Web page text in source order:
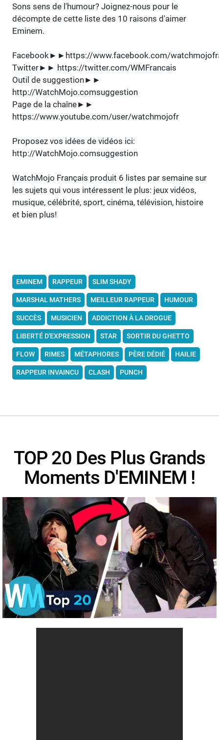
Sons sens de l'humour? Joignez-nous pour le
décompte de cette liste des 10 raisons d'aimer
Eminem.
Facebook►►https://www.facebook.com/
Twitter►► https://twitter.com/WMFrancais
Outil de suggestion►►
http://WatchMojo.comsuggestion
Page de la chaîne►►
https://www.youtube.com/user/watchmojofr
Proposez vos idées de vidéos ici:
http://WatchMojo.comsuggestion
WatchMojo Français produit 6 listes par semaine sur
les sujets qui vous intéressent le plus: jeux vidéos,
musique, célébrité, sport, cinéma, télévision, histoire
et bien plus!
EMINEM RAPPEUR SLIM SHADY
MARSHAL MATHERS MEILLEUR RAPPEUR HUMOUR
SUCCÈS MUSICIEN ADDICTION À LA DROGUE
LIBERTÉ D'EXPRESSION STAR SORTIR DU GHETTO
FLOW RIMES MÉTAPHORES PÈRE DÉDIÉ HAILIE
RAPPEUR INVAINCU CLASH PUNCH
TOP 20 Des Plus Grands
Moments D'EMINEM !